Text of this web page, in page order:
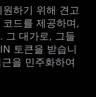
하기 위해 견고
드를 제공하며,
그 대가로, 그들
토큰을 받습니
을 민주화하여